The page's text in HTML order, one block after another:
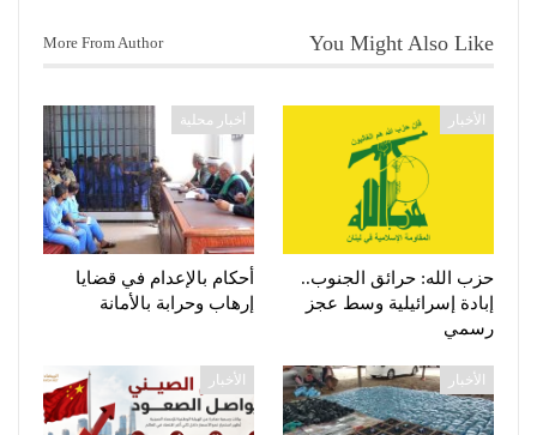
You Might Also Like
More From Author
الأخبار
حزب الله: حرائق الجنوب..
إبادة إسرائيلية وسط عجز
رسمي
أخبار محلية
أحكام بالإعدام في قضايا
إرهاب وحرابة بالأمانة
الأخبار الأخبار